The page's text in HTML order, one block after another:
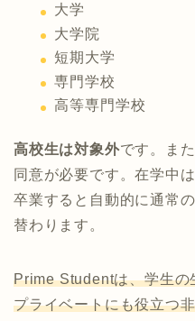
大学
大学院
短期大学
専門学校
高等専門学校
高校生は対象外です。ま
同意が必要です。在学中
卒業すると自動的に通常
替わります。
Prime Studentは、学生の
プライベートにも役立つ